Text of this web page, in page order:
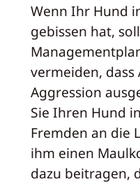
Wenn Ihr Hund
gebissen hat,
vermeiden, dass
Aggression
Sie Ihren Hund
Fremden an die
ihm einen
dazu beitragen,